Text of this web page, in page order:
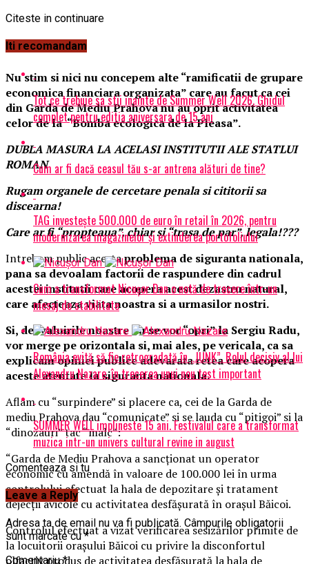
Nu stim si nici nu concepem alte “ramificatii de grupare
economica financiara organizata” care au facut ca cei
din Garda de Mediu Prahova nu au oprit activitatea
celor de la “Bomba ecologica de la Pleasa”.
DUBLA MASURA LA ACELASI INSTITUTII ALE STATLUI
ROMAN
Rugam organele de cercetare penala si cititorii sa
discearna!
Care ar fi “propteaua”, chiar si “trasa de par”, legala!???
Intrebam public acestaproblema de siguranta nationala,
pana sa devoalam factorii de raspundere din cadrul
acestei institutii care acopera acest dezastru natural,
care afecteaza viata noastra si a urmasilor nostri.
Si, dezvaluirile noastre nu se vor “opri” la Sergiu Radu,
vor merge pe orizontala si, mai ales, pe vericala, ca sa
explicam opiniei publice adevarata retea care acopera
aceste atentate la siguranta nationala.
Aflam cu “surpindere” si placere ca, cei de la Garda de
mediu Prahova dau “comunicate” si se lauda cu “pitigoi” si la
“dinozauri” tac “malc”:
“Garda de Mediu Prahova a sancționat un operator
economic cu amendă în valoare de 100.000 lei în urma
controlului efectuat la hala de depozitare și tratament
dejecții avicole cu activitatea desfășurată în orașul Băicoi.
Controlul efectuat a vizat verificarea sesizărilor primite de
la locuitorii orașului Băicoi cu privire la disconfortul
olfactiv produs de activitatea desfășurată la hala de
Citeste in continuare
Iti recomandam
Tot ce trebuie sa stii inainte de Summer Well 2026. Ghidul
complet pentru editia aniversara de 15 ani
Cum ar fi dacă ceasul tău s-ar antrena alături de tine?
TAG investește 500.000 de euro în retail în 2026, pentru
modernizarea magazinelor și extinderea portofoliului
Cum a transformat Nicușor Dan o notă de trecere într-un
mesaj de stabilitate
România evită să fie retrogradată în „JUNK”. Rolul decisiv al lui
Alexandru Nazare, în trecerea unui nou test important
SUMMER WELL implineste 15 ani. Festivalul care a transformat
muzica intr-un univers cultural revine in august
Comenteaza si tu
Leave a Reply
Adresa ta de email nu va fi publicată. Câmpurile obligatorii
sunt marcate cu*
Comentariu*